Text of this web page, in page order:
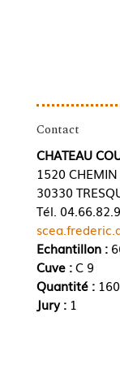
Contact
CHATEAU
1520
30330
Tél.
Echantillon :
Cuve :C 9
Quantité :
Jury : 1